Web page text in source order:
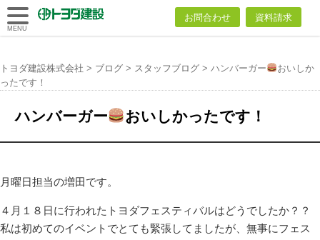
トヨダ建設
お問合わせ 資料請求
MENU
トヨダ建設株式会社 > ブログ > スタッフブログ > ハンバーガー
おいしか
ったです！
ハンバーガー おいしかったです！
月曜日担当の増田です。
４月１８日に行われたトヨダフェスティバルはどうでしたか？？
私は初めてのイベントでとても緊張してましたが、無事にフェス